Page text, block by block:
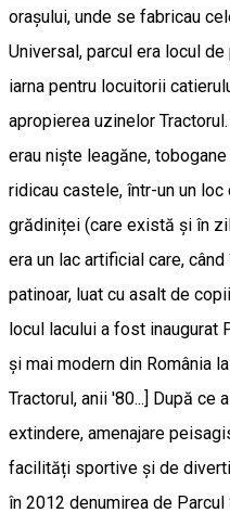
orașului, unde se fabricau
Universal, parcul era locul
iarna pentru locuitorii
apropierea uzinelor
erau niște leagăne,
ridicau castele, într-un un
grădiniței (care există și în
era un lac artificial care,
patinoar, luat cu asalt de
locul lacului a fost inaugurat
și mai modern din România
Tractorul, anii '80...] După ce
extindere, amenajare
facilități sportive și de
în 2012 denumirea de